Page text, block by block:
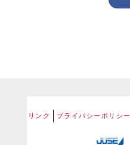
リンク プライバシーポリシー